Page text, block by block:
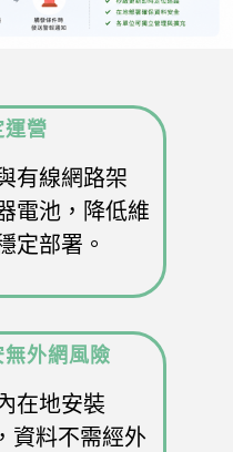
運營
有線網路架
電池，降低維
定部署。
外網風險
在地安裝
資料不需經外